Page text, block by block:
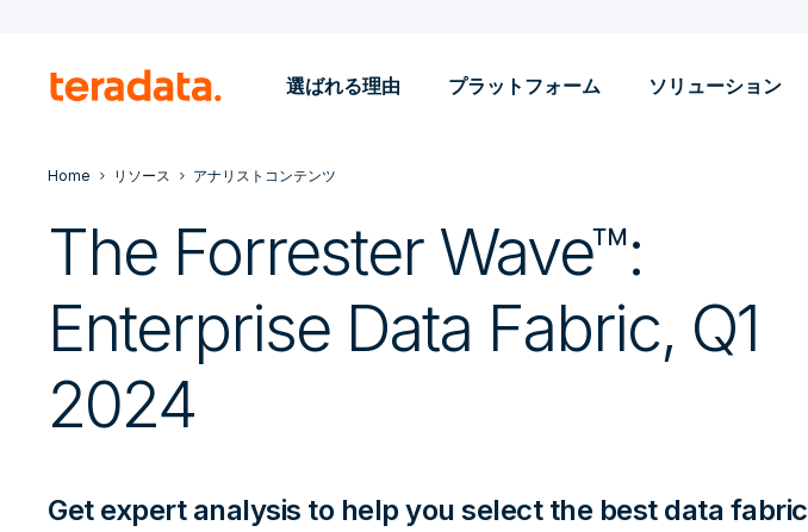
選ばれる理由 プラットフォーム ソリューション
Home リソース アナリストコンテンツ
The Forrester Wave™:
Enterprise Data Fabric, Q1
2024
Get expert analysis to help you select the best data fabric